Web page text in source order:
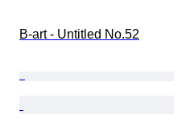
B-art - Untitled No.52